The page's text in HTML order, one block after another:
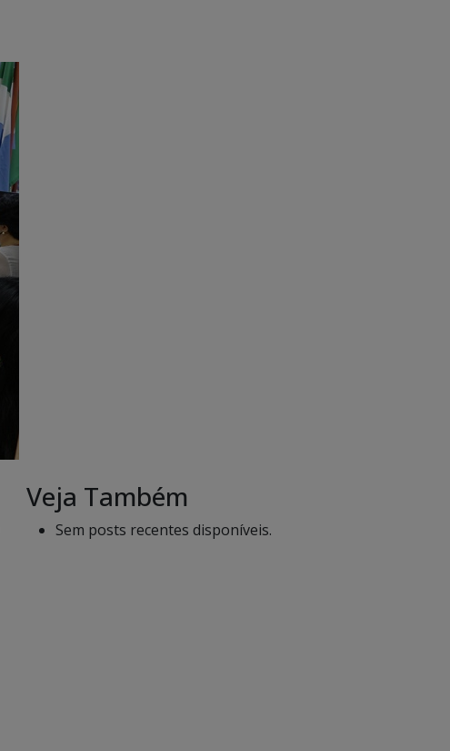
Veja Também
Sem posts recentes disponíveis.